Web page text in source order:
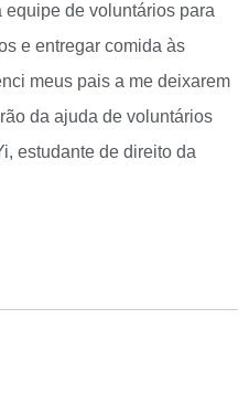
de voluntários para
e entregar comida às
meus pais a me deixarem
da ajuda de voluntários
estudante de direito da